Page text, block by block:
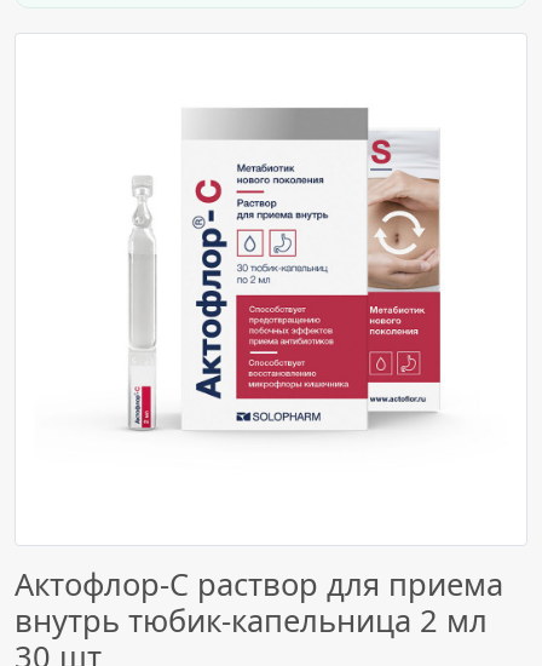
Актофлор-С раствор для приема
внутрь тюбик-капельница 2 мл
30 шт